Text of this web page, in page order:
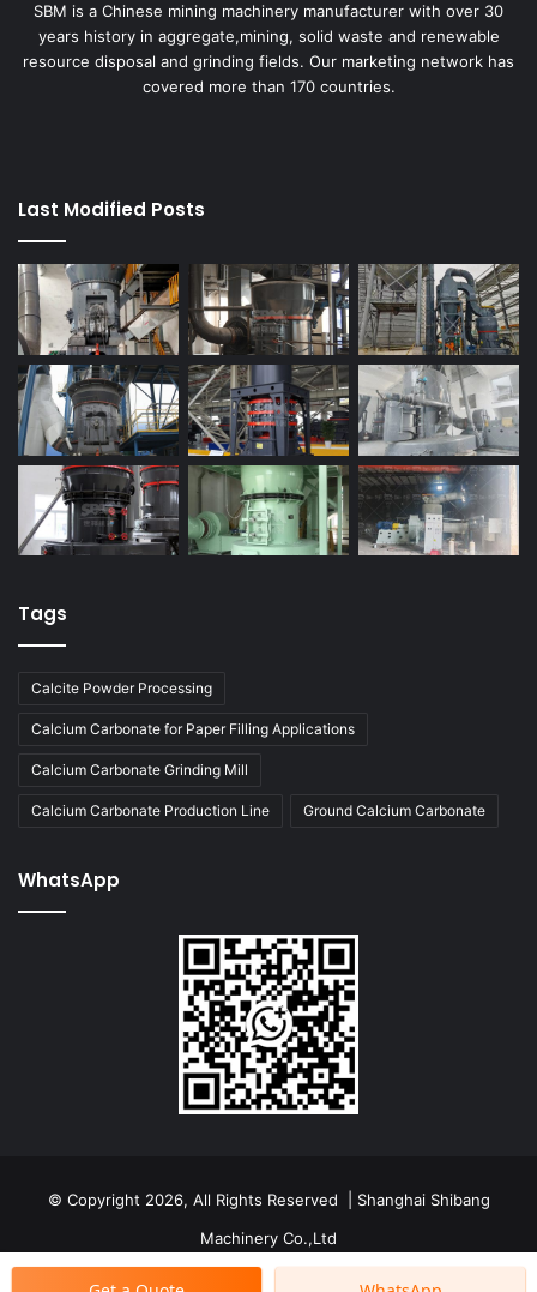
SBM is a Chinese mining machinery manufacturer with over 30
years history in aggregate,mining, solid waste and renewable
resource disposal and grinding fields. Our marketing network has
covered more than 170 countries.
Last Modified Posts
Tags
Calcite Powder Processing
Calcium Carbonate for Paper Filling Applications
Calcium Carbonate Grinding Mill
Calcium Carbonate Production Line Ground Calcium Carbonate
WhatsApp
© Copyright 2026, All Rights Reserved | Shanghai Shibang
Machinery Co.,Ltd